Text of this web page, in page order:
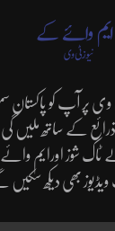
پر آپ کو پاکستان
ذرائع کے ساتھ
ٹاک شوز اورایم
ویڈیوز بھی دیکھ سکیں